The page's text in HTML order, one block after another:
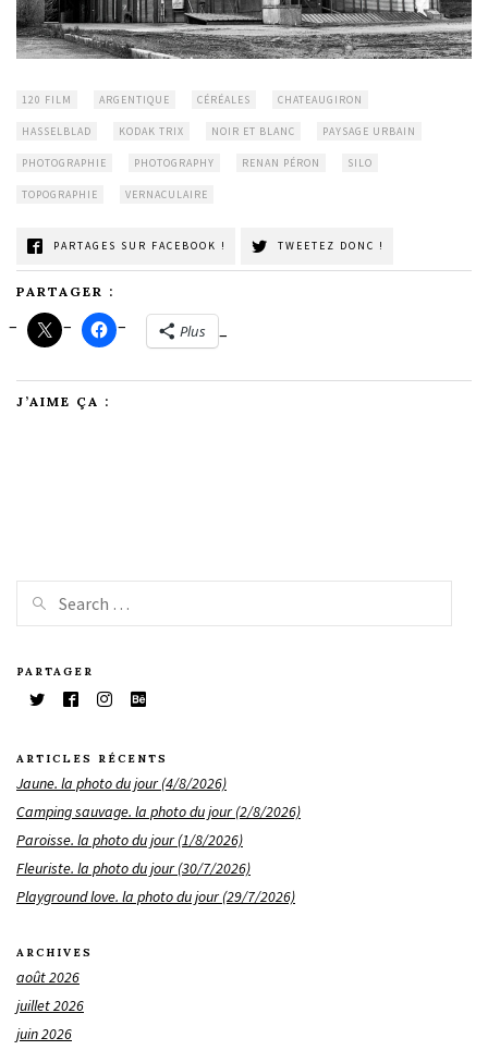
120 FILM ARGENTIQUE CÉRÉALES CHATEAUGIRON
HASSELBLAD KODAK TRIX NOIR ET BLANC PAYSAGE URBAIN
PHOTOGRAPHIE PHOTOGRAPHY RENAN PÉRON SILO
TOPOGRAPHIE VERNACULAIRE
PARTAGES SUR FACEBOOK ! TWEETEZ DONC !
PARTAGER :
Plus
J’AIME ÇA :
PARTAGER
ARTICLES RÉCENTS
Jaune. la photo du jour (4/8/2026)
Camping sauvage. la photo du jour (2/8/2026)
Paroisse. la photo du jour (1/8/2026)
Fleuriste. la photo du jour (30/7/2026)
Playground love. la photo du jour (29/7/2026)
ARCHIVES
août 2026
juillet 2026
juin 2026